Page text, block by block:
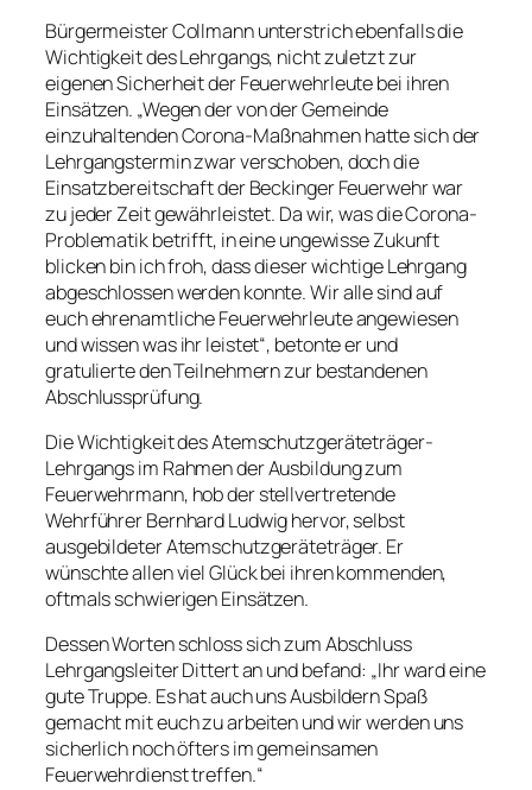
Bürgermeister Collmann unterstrich ebenfalls die
Wichtigkeit des Lehrgangs, nicht zuletzt zur
eigenen Sicherheit der Feuerwehrleute bei ihren
Einsätzen. „Wegen der von der Gemeinde
einzuhaltenden Corona-Maßnahmen hatte sich der
Lehrgangstermin zwar verschoben, doch die
Einsatzbereitschaft der Beckinger Feuerwehr war
zu jeder Zeit gewährleistet. Da wir, was die Corona-
Problematik betrifft, in eine ungewisse Zukunft
blicken bin ich froh, dass dieser wichtige Lehrgang
abgeschlossen werden konnte. Wir alle sind auf
euch ehrenamtliche Feuerwehrleute angewiesen
und wissen was ihr leistet“, betonte er und
gratulierte den Teilnehmern zur bestandenen
Abschlussprüfung.
Die Wichtigkeit des Atemschutzgeräteträger-
Lehrgangs im Rahmen der Ausbildung zum
Feuerwehrmann, hob der stellvertretende
Wehrführer Bernhard Ludwig hervor, selbst
ausgebildeter Atemschutzgeräteträger. Er
wünschte allen viel Glück bei ihren kommenden,
oftmals schwierigen Einsätzen.
Dessen Worten schloss sich zum Abschluss
Lehrgangsleiter Dittert an und befand: „Ihr ward eine
gute Truppe. Es hat auch uns Ausbildern Spaß
gemacht mit euch zu arbeiten und wir werden uns
sicherlich noch öfters im gemeinsamen
Feuerwehrdienst treffen.“